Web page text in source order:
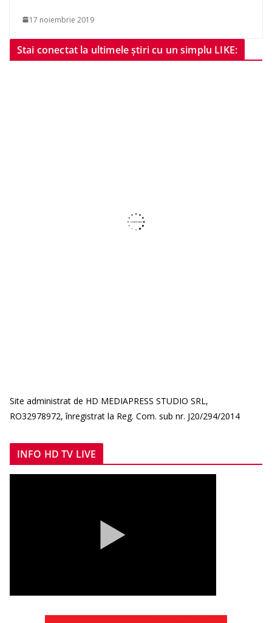
17 noiembrie 2019
Stai conectat la ultimele știri cu un simplu LIKE:
Site administrat de HD MEDIAPRESS STUDIO SRL,
RO32978972, înregistrat la Reg. Com. sub nr. J20/294/2014
INFO HD TV LIVE